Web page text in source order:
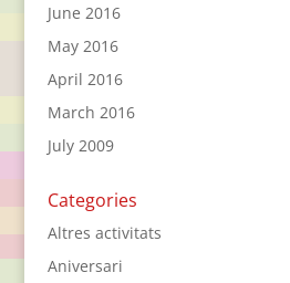
June 2016
May 2016
April 2016
March 2016
July 2009
Categories
Altres activitats
Aniversari